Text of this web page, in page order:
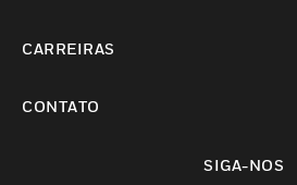
CARREIRAS
CONTATO
SIGA-NOS